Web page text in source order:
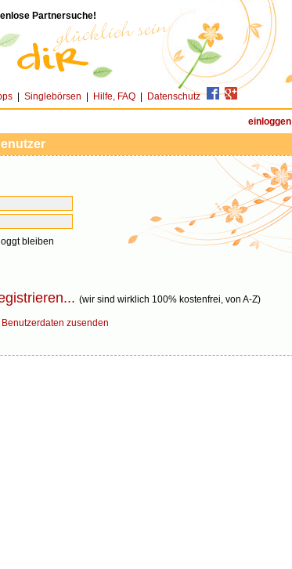
Partnersuche!
Singlebörsen Hilfe, FAQ Datenschutz
einloggen
bleiben
(wir sind wirklich 100% kostenfrei, von A-Z)
Benutzerdaten zusenden